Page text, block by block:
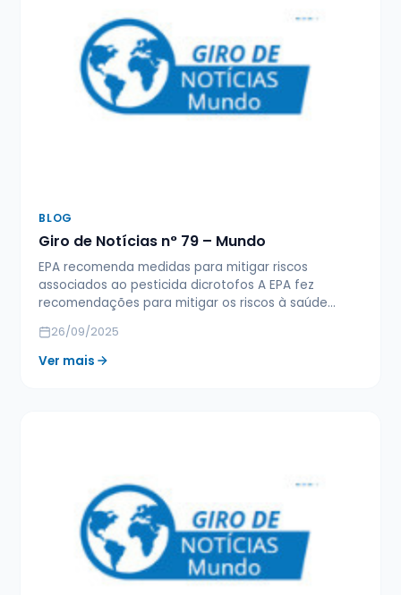
BLOG
Giro de Notícias n° 79 – Mundo
EPA recomenda medidas para mitigar riscos
associados ao pesticida dicrotofos A EPA fez
recomendações para mitigar os riscos à saúde…
26/09/2025
Ver mais